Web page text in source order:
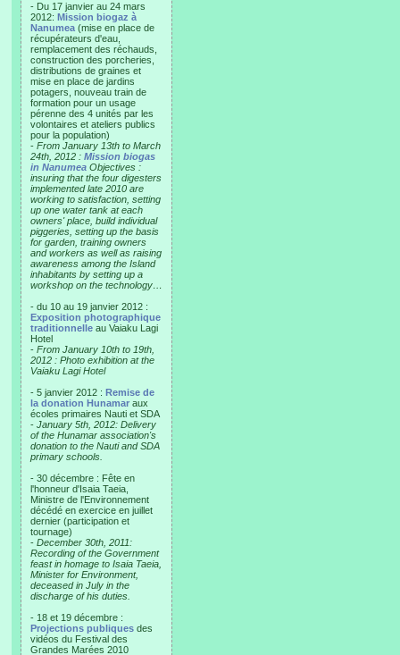
- Du 17 janvier au 24 mars
2012: Mission biogaz à
Nanumea (mise en place de
récupérateurs d'eau,
remplacement des réchauds,
construction des porcheries,
distributions de graines et
mise en place de jardins
potagers, nouveau train de
formation pour un usage
pérenne des 4 unités par les
volontaires et ateliers publics
pour la population)
- From January 13th to March
24th, 2012 : Mission biogas
in Nanumea Objectives :
insuring that the four digesters
implemented late 2010 are
working to satisfaction, setting
up one water tank at each
owners' place, build individual
piggeries, setting up the basis
for garden, training owners
and workers as well as raising
awareness among the Island
inhabitants by setting up a
workshop on the technology…
- du 10 au 19 janvier 2012 :
Exposition photographique
traditionnelle au Vaiaku Lagi
Hotel
- From January 10th to 19th,
2012 : Photo exhibition at the
Vaiaku Lagi Hotel
- 5 janvier 2012 : Remise de
la donation Hunamar aux
écoles primaires Nauti et SDA
- January 5th, 2012: Delivery
of the Hunamar association's
donation to the Nauti and SDA
primary schools.
- 30 décembre : Fête en
l'honneur d'Isaia Taeia,
Ministre de l'Environnement
décédé en exercice en juillet
dernier (participation et
tournage)
- December 30th, 2011:
Recording of the Government
feast in homage to Isaia Taeia,
Minister for Environment,
deceased in July in the
discharge of his duties.
- 18 et 19 décembre :
Projections publiques des
vidéos du Festival des
Grandes Marées 2010